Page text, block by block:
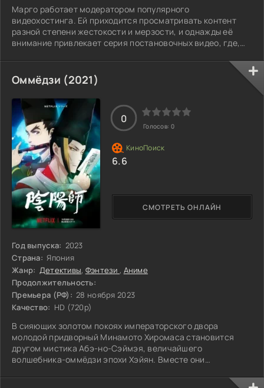
Марго работает модератором популярного
видеохостинга. Ей приходится просматривать контент
разной степени жестокости и мерзости, и однажды её
внимание привлекает серия постановочных видео, где,
Начальство не хочет ничего предпринимать, поэтому
Марго берётся за расследование сама и выясняет, что
ролики повторяют сцены из культового хоррора «Лики
смерти».
Оммёдзи (2021)
Год выпуска: 2023
Страна: Япония
Жанр: Детективы, Фэнтези, Аниме
Продолжительность:
Премьера (РФ): 28 ноября 2023
Качество: HD (720p)
В сияющих золотом покоях императорского двора
молодой придворный Минамото Хиромаса становится
другом мистика Абэ-но-Сэймэя, величайшего
волшебника-оммёдзи эпохи Хэйян. Вместе они
демонов.
СМОТРЕТЬ ОНЛАЙН
0
Голосов: 0
6.6